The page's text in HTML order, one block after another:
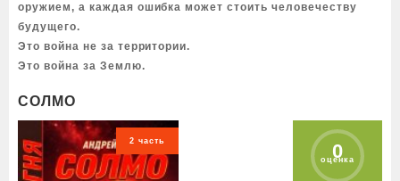
оружием, а каждая ошибка может стоить человечеству
будущего.
Это война не за территории.
Это война за Землю.
СОЛМО
2 часть 0
оценка